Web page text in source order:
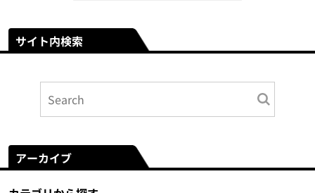
サイト内検索
アーカイブ